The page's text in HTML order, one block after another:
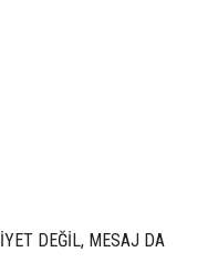
DEĞİL, MESAJ DA